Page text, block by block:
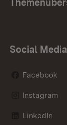
Social Media
Facebook
Instagram
LinkedIn